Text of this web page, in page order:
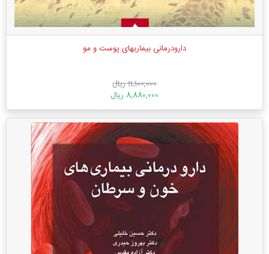
دارودرمانی بیماریهای پوست و مو
11,100,000 ریال
8,880,000 ریال